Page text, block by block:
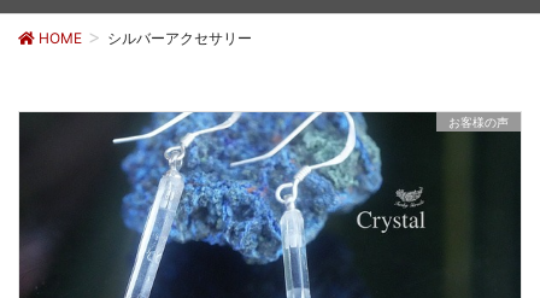
HOME シルバーアクセサリー
お客様の声